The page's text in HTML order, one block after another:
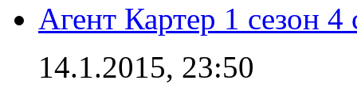
Агент Картер 1 сезон 4
14.1.2015, 23:50